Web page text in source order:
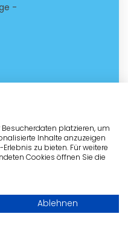
-
platzieren, um
Inhalte anzuzeigen
zu bieten. Für weitere
Cookies öffnen Sie die
Ablehnen